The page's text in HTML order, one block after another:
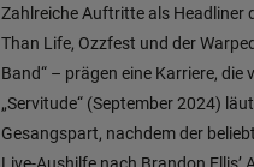
Zahlreiche Auftritte als Headliner
Than Life, Ozzfest und der
Band“ – prägen eine Karriere,
„Servitude“ (September 2024)
Gesangspart, nachdem der